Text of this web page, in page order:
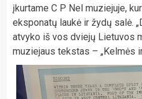
įkurtame C P Nel muziejuje,
eksponatų laukė ir žydų salė.
atvyko iš vos dviejų Lietuvos
muziejaus tekstas – „Kelmės